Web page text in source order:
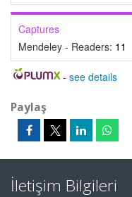
Captures
Mendeley - Readers: 11
- see details
Paylaş
İletişim Bilgileri